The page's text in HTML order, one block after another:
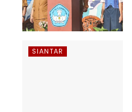
SIANTAR